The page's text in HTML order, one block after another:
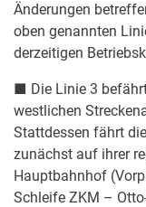
Änderungen
oben genannten
derzeitigen
■ Die Linie 3
westlichen
Stattdessen fährt
zunächst auf ihrer
Hauptbahnhof
Schleife ZKM –